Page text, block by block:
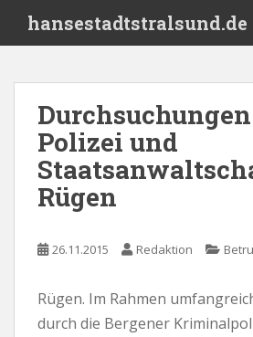
i
hansestadtstralsund.de
Polizei und
Rügen
26.11.2015 Redaktion
Rügen. Im Rahmen
durch die Bergener